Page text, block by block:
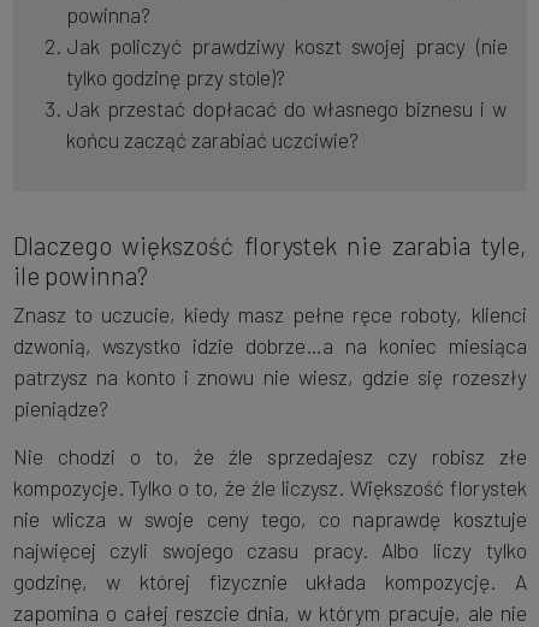
powinna?
Jak policzyć prawdziwy koszt swojej pracy (nie
tylko godzinę przy stole)?
Jak przestać dopłacać do własnego biznesu i w
końcu zacząć zarabiać uczciwie?
Dlaczego większość florystek nie zarabia tyle,
ile powinna?
Znasz to uczucie, kiedy masz pełne ręce roboty, klienci
dzwonią, wszystko idzie dobrze…a na koniec miesiąca
patrzysz na konto i znowu nie wiesz, gdzie się rozeszły
pieniądze?
Nie chodzi o to, że źle sprzedajesz czy robisz złe
kompozycje. Tylko o to, że źle liczysz. Większość florystek
nie wlicza w swoje ceny tego, co naprawdę kosztuje
najwięcej czyli swojego czasu pracy. Albo liczy tylko
godzinę, w której fizycznie układa kompozycję. A
zapomina o całej reszcie dnia, w którym pracuje, ale nie